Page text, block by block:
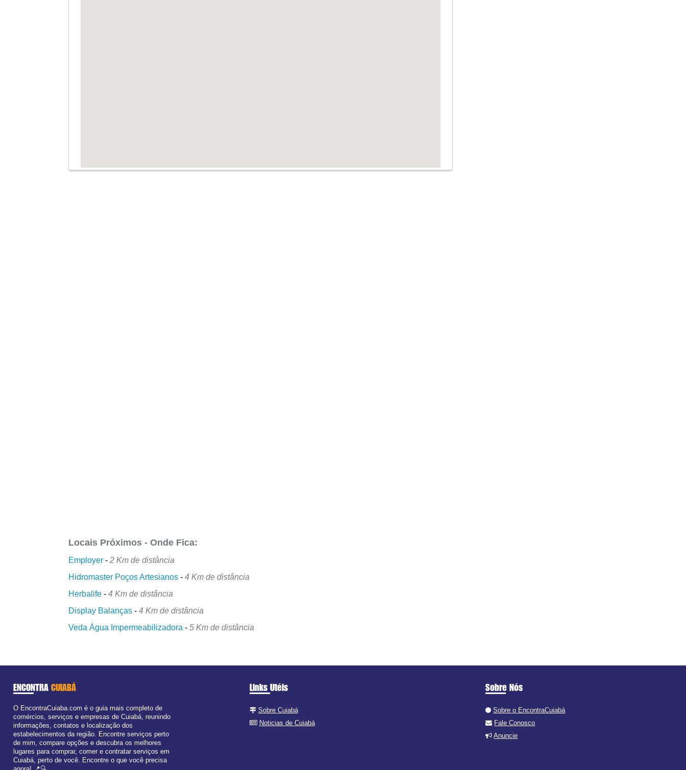
Locais Próximos - Onde Fica:
Employer -2 Km de distância
Hidromaster Poços Artesianos -4 Km de distância
Herbalife -4 Km de distância
Display Balanças -4 Km de distância
Veda Água Impermeabilizadora -5 Km de distância
ENCONTRA CUIABÁ
O EncontraCuiaba.com é o guia mais completo de
comércios, serviços e empresas de Cuiabá, reunindo
informações, contatos e localização dos
estabelecimentos da região. Encontre serviços perto
de mim, compare opções e descubra os melhores
lugares para comprar, comer e contratar serviços em
Cuiabá, perto de você. Encontre o que você precisa
Links Utéis
Sobre Cuiabá
Noticias de Cuiabá
Sobre Nós
Sobre o EncontraCuiabá
Fale Conosco
Anuncie